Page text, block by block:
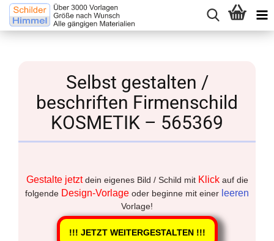
Selbst gestalten /
beschriften Firmenschild
KOSMETIK – 565369
Gestalte jetztdein eigenes Bild / Schild mit Klickauf die
folgende Design-Vorlage oder beginne mit einer leeren
Vorlage!
!!! JETZT WEITERGESTALTEN !!!